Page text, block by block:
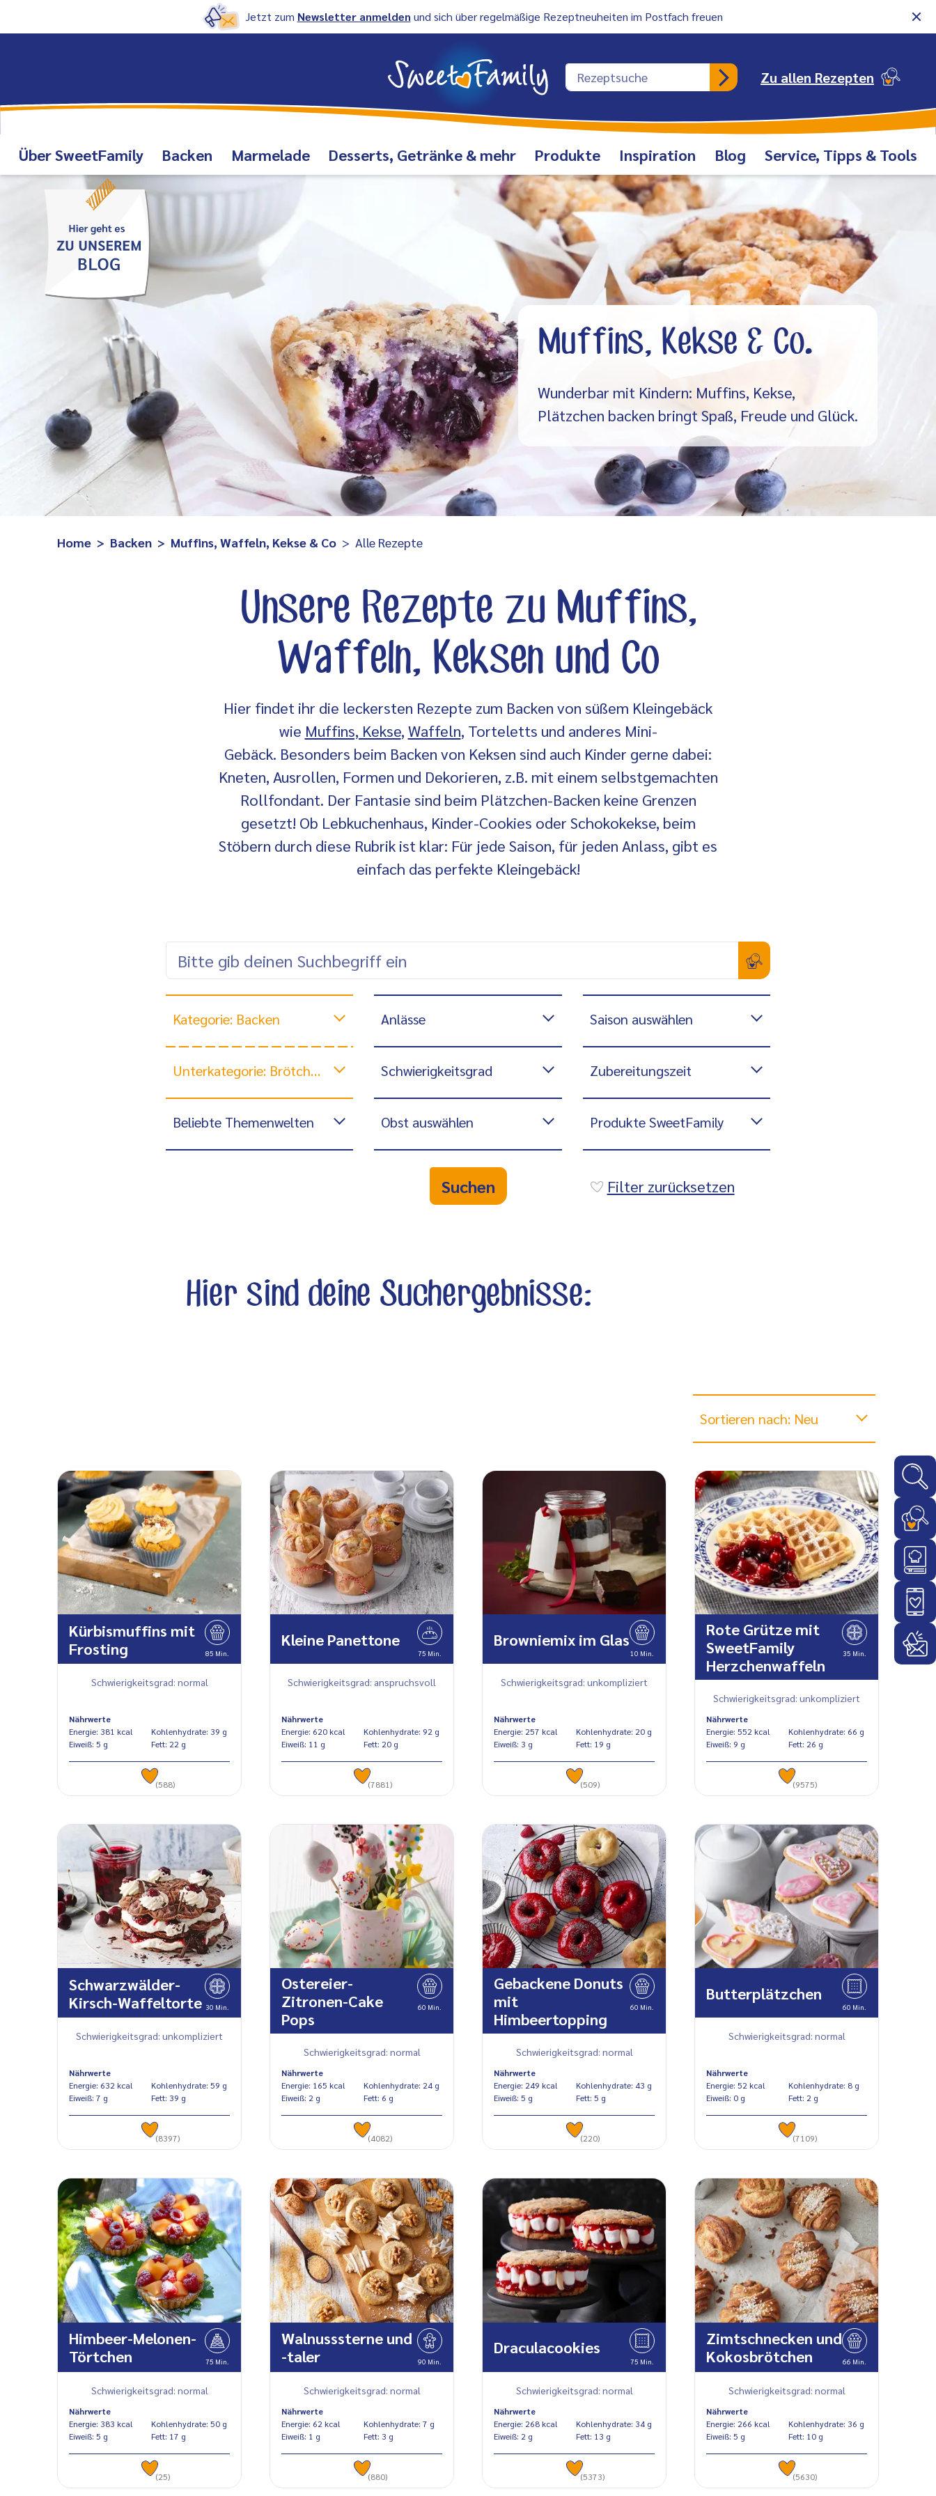
Jetzt zum Newsletter anmelden und sich über regelmäßige Rezeptneuheiten im Postfach freuen
Rezeptsuche Zu allen Rezepten
Über SweetFamily Backen Marmelade Desserts, Getränke & mehr Produkte Inspiration Blog Service, Tipps & Tools
Muffins, Kekse & Co.
Wunderbar mit Kindern: Muffins, Kekse,
Plätzchen backen bringt Spaß, Freude und Glück.
Home Backen Muffins, Waffeln, Kekse & Co Alle Rezepte
Unsere Rezepte zu Muffins,
Waffeln, Keksen und Co
Hier findet ihr die leckersten Rezepte zum Backen von süßem Kleingebäck
wie Muffins, Kekse, Waffeln, Torteletts und anderes Mini-
Gebäck. Besonders beim Backen von Keksen sind auch Kinder gerne dabei:
Kneten, Ausrollen, Formen und Dekorieren, z.B. mit einem selbstgemachten
Rollfondant. Der Fantasie sind beim Plätzchen-Backen keine Grenzen
gesetzt! Ob Lebkuchenhaus, Kinder-Cookies oder Schokokekse, beim
Stöbern durch diese Rubrik ist klar: Für jede Saison, für jeden Anlass, gibt es
einfach das perfekte Kleingebäck!
Kategorie: Backen Anlässe Saison auswählen
Unterkategorie: Brötchen, Brot & Co ... Schwierigkeitsgrad Zubereitungszeit
Beliebte Themenwelten Obst auswählen Produkte SweetFamily
Suchen Filter zurücksetzen
Hier sind deine Suchergebnisse:
Sortieren nach: Neu
Kürbismuffins mit
Frosting
85 Min.
Schwierigkeitsgrad: normal
Nährwerte
Energie: 381 kcal
Eiweiß: 5 g
Kohlenhydrate: 39 g
Fett: 22 g
(588)
Kleine Panettone
75 Min.
Schwierigkeitsgrad: anspruchsvoll
Nährwerte
Energie: 620 kcal
Eiweiß: 11 g
Kohlenhydrate: 92 g
Fett: 20 g
(7881)
Browniemix im Glas
10 Min.
Schwierigkeitsgrad: unkompliziert
Nährwerte
Energie: 257 kcal
Eiweiß: 3 g
Kohlenhydrate: 20 g
Fett: 19 g
(509)
Rote Grütze mit
SweetFamily
Herzchenwaffeln
35 Min.
Schwierigkeitsgrad: unkompliziert
Nährwerte
Energie: 552 kcal
Eiweiß: 9 g
Kohlenhydrate: 66 g
Fett: 26 g
(9575)
Schwarzwälder-
Kirsch-Waffeltorte 30 Min.
Schwierigkeitsgrad: unkompliziert
Nährwerte
Energie: 632 kcal
Eiweiß: 7 g
Kohlenhydrate: 59 g
Fett: 39 g
(8397)
Ostereier-
Zitronen-Cake
Pops
60 Min.
Schwierigkeitsgrad: normal
Nährwerte
Energie: 165 kcal
Eiweiß: 2 g
Kohlenhydrate: 24 g
Fett: 6 g
(4082)
Gebackene Donuts
mit
Himbeertopping
60 Min.
Schwierigkeitsgrad: normal
Nährwerte
Energie: 249 kcal
Eiweiß: 5 g
Kohlenhydrate: 43 g
Fett: 5 g
(220)
Butterplätzchen
60 Min.
Schwierigkeitsgrad: normal
Nährwerte
Energie: 52 kcal
Eiweiß: 0 g
Kohlenhydrate: 8 g
Fett: 2 g
(7109)
Himbeer-Melonen-
Törtchen
75 Min.
Schwierigkeitsgrad: normal
Nährwerte
Energie: 383 kcal
Eiweiß: 5 g
Kohlenhydrate: 50 g
Fett: 17 g
(25)
Walnusssterne und
-taler
90 Min.
Schwierigkeitsgrad: normal
Nährwerte
Energie: 62 kcal
Eiweiß: 1 g
Kohlenhydrate: 7 g
Fett: 3 g
(880)
Draculacookies
75 Min.
Schwierigkeitsgrad: normal
Nährwerte
Energie: 268 kcal
Eiweiß: 2 g
Kohlenhydrate: 34 g
Fett: 13 g
(5373)
Zimtschnecken und
Kokosbrötchen
66 Min.
Schwierigkeitsgrad: normal
Nährwerte
Energie: 266 kcal
Eiweiß: 5 g
Kohlenhydrate: 36 g
Fett: 10 g
(5630)